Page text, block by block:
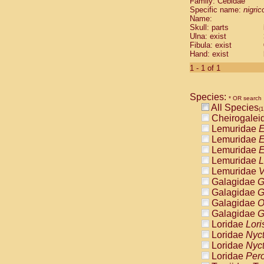
Cebidae
Cebidae
Cebidae
Cebidae
Cebidae
Cebidae
Cebidae
Cebidae
Cebidae
Cebidae
Cebidae
Cebidae
Atelidae
Atelidae
Atelidae
Atelidae
Atelidae
Atelidae
Atelidae
Atelidae
Atelidae
Atelidae
Pitheciidae
Specific name:
Name:
Skull: parts
Ulna: exist
Fibula: exist
Hand: exist
1 - 1 of 1
Species: * OR search
All Species
Lemuridae
Lemuridae
Lemuridae
Lemuridae
Lemuridae
Galagidae
Galagidae
Galagidae
Galagidae
Loridae
Loridae
Loridae
Loridae